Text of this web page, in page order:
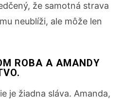
že samotná strava
neublíži, ale môže len
ROBA A AMANDY
je žiadna sláva. Amanda,